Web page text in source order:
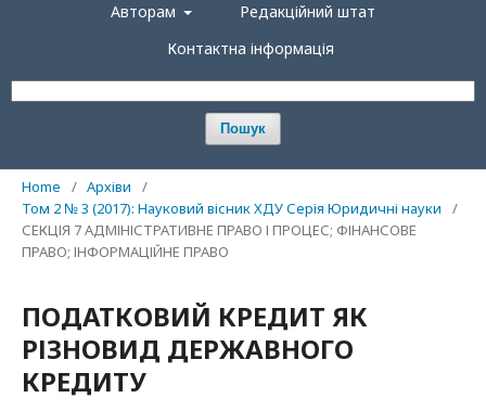
Авторам
Редакційний штат
Контактна інформація
Пошук
Home / Архіви
/
Том 2 № 3 (2017): Науковий вісник ХДУ Серія Юридичні науки
/
СЕКЦІЯ 7 АДМІНІСТРАТИВНЕ ПРАВО І ПРОЦЕС; ФІНАНСОВЕ
ПРАВО; ІНФОРМАЦІЙНЕ ПРАВО
ПОДАТКОВИЙ КРЕДИТ ЯК
РІЗНОВИД ДЕРЖАВНОГО
КРЕДИТУ